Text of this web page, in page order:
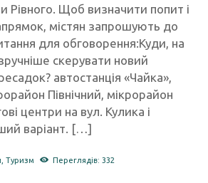
Рівного. Щоб визначити попит і
містян запрошують до
для обговорення:Куди, на
скерувати новий
автостанція «Чайка»,
Північний, мікрорайон
центри на вул. Кулика і
варіант. […]
,Туризм Переглядів: 332